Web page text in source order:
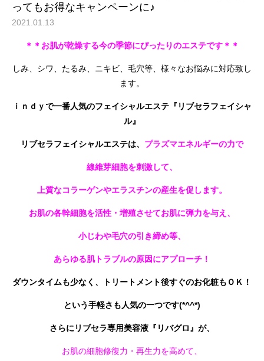
ってもお得なキャンペーンに♪
2021.01.13
＊＊お肌が乾燥する今の季節にぴったりのエステです＊＊
しみ、シワ、たるみ、ニキビ、毛穴等、様々なお悩みに対応致し
ます。
ｉｎｄｙで一番人気のフェイシャルエステ『リブセラフェイシャ
ル』
リブセラフェイシャルエステは、 プラズマエネルギーの力で
線維芽細胞を刺激して、
上質なコラーゲンやエラスチンの産生を促します。
お肌の各幹細胞を活性・増殖させてお肌に弾力を与え、
小じわや毛穴の引き締め等、
あらゆる肌トラブルの原因にアプローチ！
ダウンタイムも少なく、トリートメント後すぐのお化粧もＯＫ！
という手軽さも人気の一つです(*^^*)
さらにリブセラ専用美容液『リバグロ』が、
お肌の細胞修復力・再生力を高めて、